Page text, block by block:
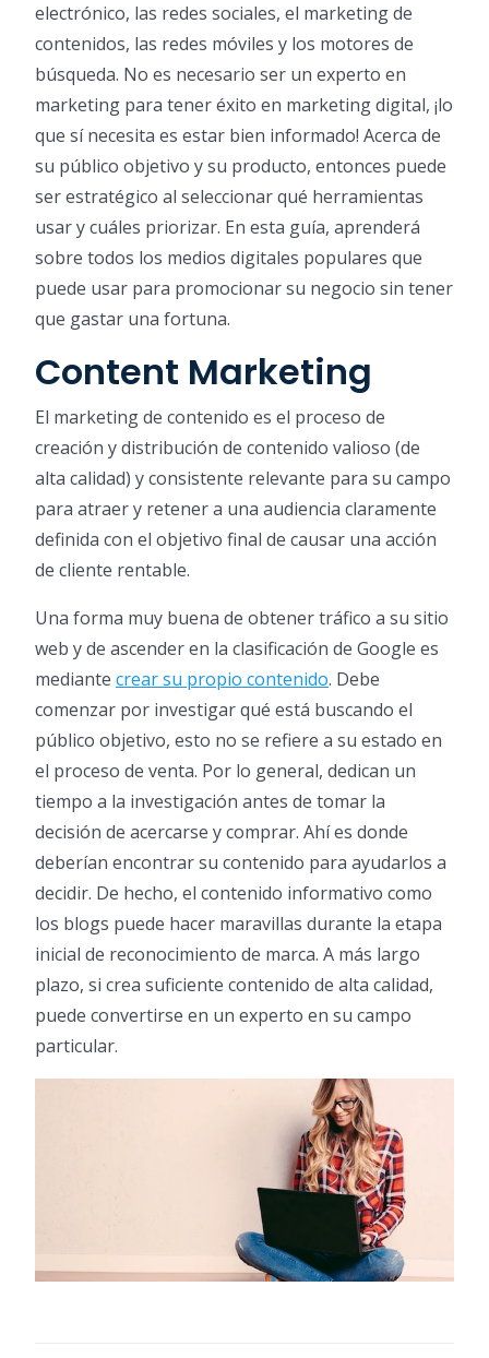
electrónico, las redes sociales, el marketing de
contenidos, las redes móviles y los motores de
búsqueda. No es necesario ser un experto en
marketing para tener éxito en marketing digital, ¡lo
que sí necesita es estar bien informado! Acerca de
su público objetivo y su producto, entonces puede
ser estratégico al seleccionar qué herramientas
usar y cuáles priorizar. En esta guía, aprenderá
sobre todos los medios digitales populares que
puede usar para promocionar su negocio sin tener
que gastar una fortuna.
Content Marketing
El marketing de contenido es el proceso de
creación y distribución de contenido valioso (de
alta calidad) y consistente relevante para su campo
para atraer y retener a una audiencia claramente
definida con el objetivo final de causar una acción
de cliente rentable.
Una forma muy buena de obtener tráfico a su sitio
web y de ascender en la clasificación de Google es
mediante crear su propio contenido. Debe
comenzar por investigar qué está buscando el
público objetivo, esto no se refiere a su estado en
el proceso de venta. Por lo general, dedican un
tiempo a la investigación antes de tomar la
decisión de acercarse y comprar. Ahí es donde
deberían encontrar su contenido para ayudarlos a
decidir. De hecho, el contenido informativo como
los blogs puede hacer maravillas durante la etapa
inicial de reconocimiento de marca. A más largo
plazo, si crea suficiente contenido de alta calidad,
puede convertirse en un experto en su campo
particular.